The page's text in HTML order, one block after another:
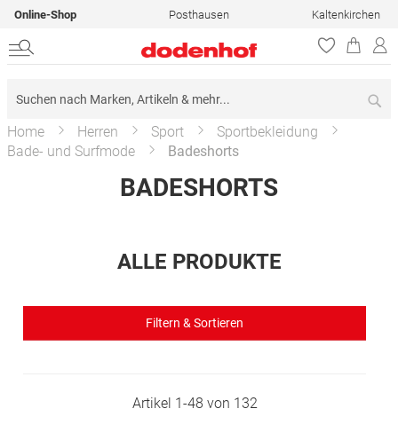
Online-Shop Posthausen Kaltenkirchen
Home Herren Sport
Sportbekleidung
Bade- und Surfmode
Badeshorts
BADESHORTS
ALLE PRODUKTE
Filtern & Sortieren
Artikel 1-48 von 132